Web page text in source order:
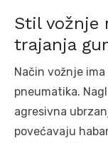
Stil vožnje
trajanja
Način vožnje
pneumatika.
agresivna
povećavaju